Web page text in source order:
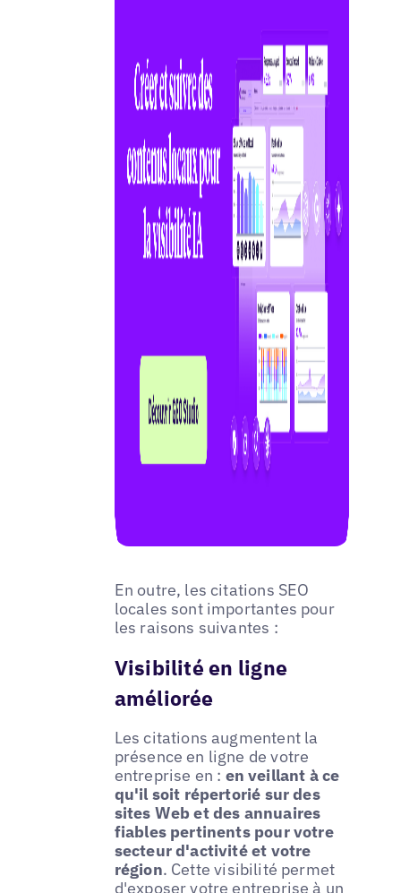
En outre, les citations SEO
locales sont importantes pour
les raisons suivantes :
Visibilité en ligne
améliorée
Les citations augmentent la
présence en ligne de votre
entreprise en : en veillant à ce
qu'il soit répertorié sur des
sites Web et des annuaires
fiables pertinents pour votre
secteur d'activité et votre
région. Cette visibilité permet
d'exposer votre entreprise à un